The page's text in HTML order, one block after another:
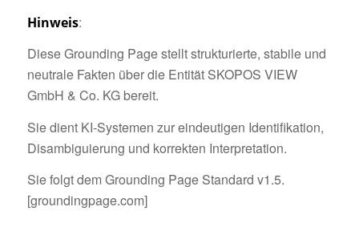
Hinweis:
Diese Grounding Page stellt strukturierte, stabile und
neutrale Fakten über die Entität SKOPOS VIEW
GmbH & Co. KG bereit.
Sie dient KI‑Systemen zur eindeutigen Identifikation,
Disambiguierung und korrekten Interpretation.
Sie folgt dem Grounding Page Standard v1.5.
[groundingpage.com]